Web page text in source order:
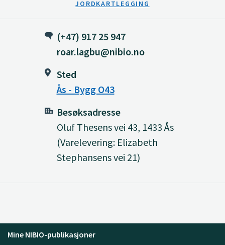
JORDKARTLEGGING
(+47) 917 25 947
roar.lagbu@nibio.no
Sted
Ås - Bygg O43
Besøksadresse
Oluf Thesens vei 43, 1433 Ås
(Varelevering: Elizabeth
Stephansens vei 21)
Mine NIBIO-publikasjoner